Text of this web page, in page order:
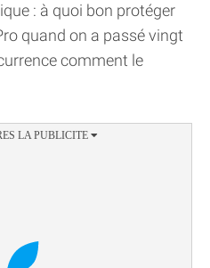
: à quoi bon protéger
quand on a passé vingt
comment le